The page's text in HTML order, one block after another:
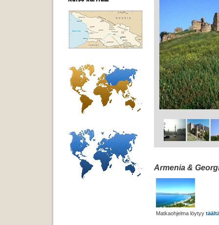
Armenia &
Matkaohjelma löytyy